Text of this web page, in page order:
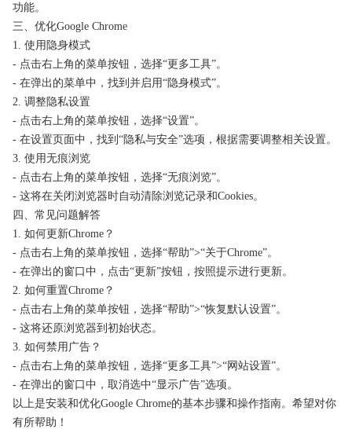
功能。
三、优化Google Chrome
1. 使用隐身模式
- 点击右上角的菜单按钮，选择“更多工具”。
- 在弹出的菜单中，找到并启用“隐身模式”。
2. 调整隐私设置
- 点击右上角的菜单按钮，选择“设置”。
- 在设置页面中，找到“隐私与安全”选项，根据需要调整相关设置。
3. 使用无痕浏览
- 点击右上角的菜单按钮，选择“无痕浏览”。
- 这将在关闭浏览器时自动清除浏览记录和Cookies。
四、常见问题解答
1. 如何更新Chrome？
- 点击右上角的菜单按钮，选择“帮助”>“关于Chrome”。
- 在弹出的窗口中，点击“更新”按钮，按照提示进行更新。
2. 如何重置Chrome？
- 点击右上角的菜单按钮，选择“帮助”>“恢复默认设置”。
- 这将还原浏览器到初始状态。
3. 如何禁用广告？
- 点击右上角的菜单按钮，选择“更多工具”>“网站设置”。
- 在弹出的窗口中，取消选中“显示广告”选项。
以上是安装和优化Google Chrome的基本步骤和操作指南。希望对你
有所帮助！